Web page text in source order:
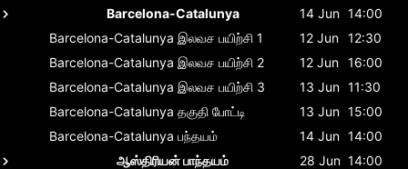
Barcelona-Catalunya
14 Jun 14:00
Barcelona-Catalunya இலவச பயிற்சி 1 12 Jun 12:30
Barcelona-Catalunya இலவச பயிற்சி 2 12 Jun 16:00
Barcelona-Catalunya இலவச பயிற்சி 3 13 Jun 11:30
Barcelona-Catalunya தகுதி போட்டி 13 Jun 15:00
Barcelona-Catalunya பந்தயம் 14 Jun 14:00
ஆஸ்திரியன் பாந்தயம்
28 Jun 14:00